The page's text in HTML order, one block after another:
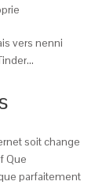
vers nenni
soit change
Que
parfaitement